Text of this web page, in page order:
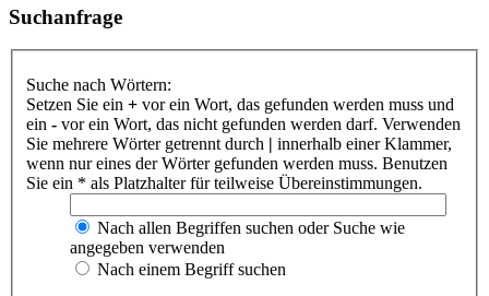
Suchanfrage
Suche nach Wörtern:
Setzen Sie ein + vor ein Wort, das gefunden werden muss und
ein - vor ein Wort, das nicht gefunden werden darf. Verwenden
Sie mehrere Wörter getrennt durch | innerhalb einer Klammer,
wenn nur eines der Wörter gefunden werden muss. Benutzen
Sie ein * als Platzhalter für teilweise Übereinstimmungen.
Nach allen Begriffen suchen oder Suche wie
angegeben verwenden
Nach einem Begriff suchen